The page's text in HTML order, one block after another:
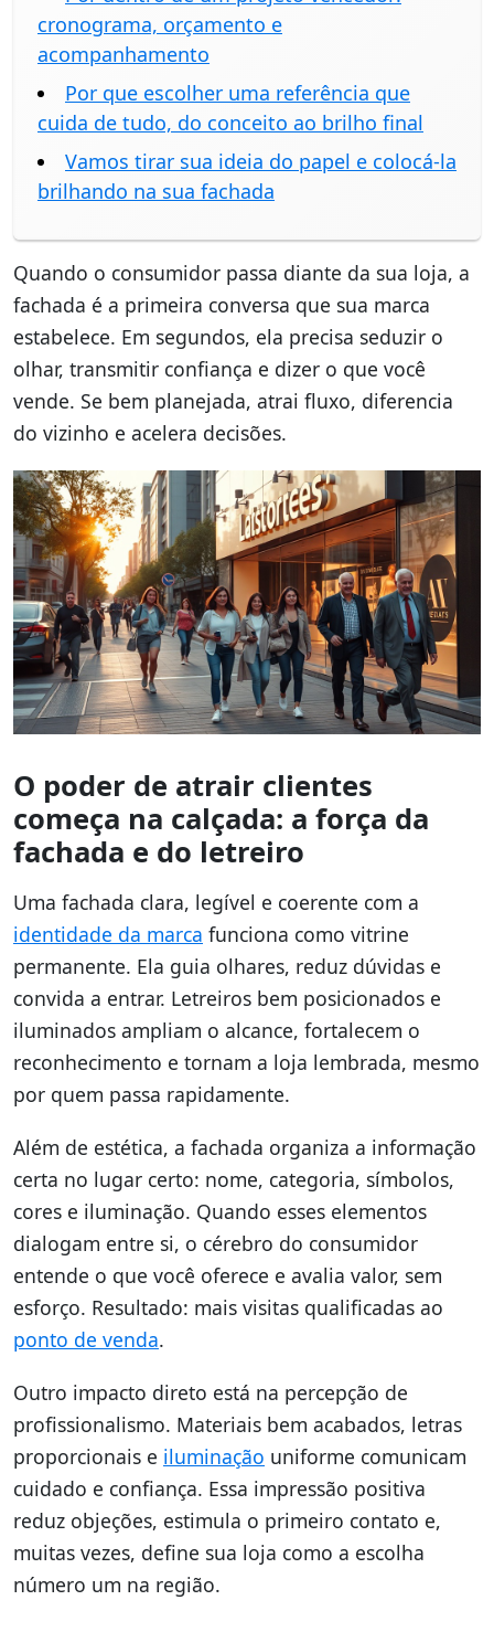
cronograma, orçamento e
acompanhamento
Por que escolher uma referência que
cuida de tudo, do conceito ao brilho final
Vamos tirar sua ideia do papel e colocá-la
brilhando na sua fachada
Quando o consumidor passa diante da sua loja, a
fachada é a primeira conversa que sua marca
estabelece. Em segundos, ela precisa seduzir o
olhar, transmitir confiança e dizer o que você
vende. Se bem planejada, atrai fluxo, diferencia
do vizinho e acelera decisões.
O poder de atrair clientes
começa na calçada: a força da
fachada e do letreiro
Uma fachada clara, legível e coerente com a
identidade da marca funciona como vitrine
permanente. Ela guia olhares, reduz dúvidas e
convida a entrar. Letreiros bem posicionados e
iluminados ampliam o alcance, fortalecem o
reconhecimento e tornam a loja lembrada, mesmo
por quem passa rapidamente.
Além de estética, a fachada organiza a informação
certa no lugar certo: nome, categoria, símbolos,
cores e iluminação. Quando esses elementos
dialogam entre si, o cérebro do consumidor
entende o que você oferece e avalia valor, sem
esforço. Resultado: mais visitas qualificadas ao
ponto de venda.
Outro impacto direto está na percepção de
profissionalismo. Materiais bem acabados, letras
proporcionais e iluminação uniforme comunicam
cuidado e confiança. Essa impressão positiva
reduz objeções, estimula o primeiro contato e,
muitas vezes, define sua loja como a escolha
número um na região.